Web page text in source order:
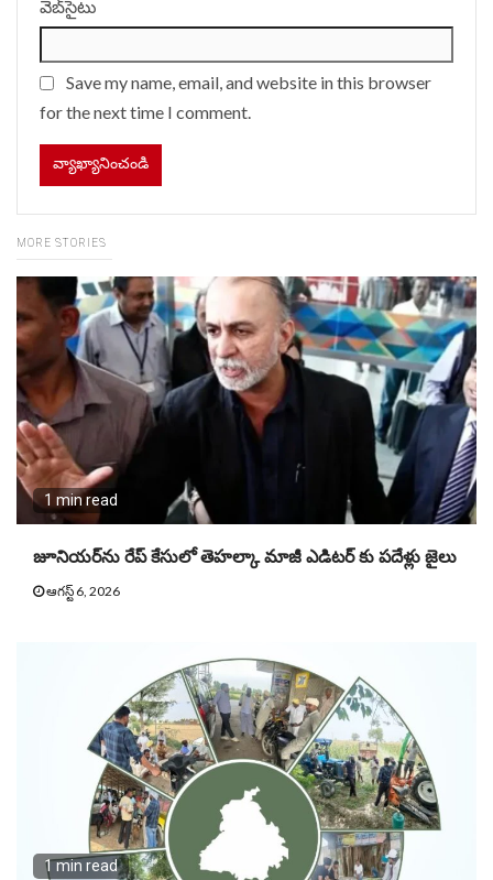
వెబ్‌సైటు
Save my name, email, and website in this browser
for the next time I comment.
MORE STORIES
1 min read
జూనియ‌ర్‌ను రేప్ కేసులో తెహ‌ల్కా మాజీ ఎడిట‌ర్ కు పదేళ్లు జైలు
ఆగస్ట్ 6, 2026
1 min read